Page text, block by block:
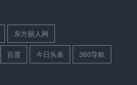
东方丽人网
百度 今日头条 360导航